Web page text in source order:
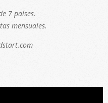
7 países.
mensuales.